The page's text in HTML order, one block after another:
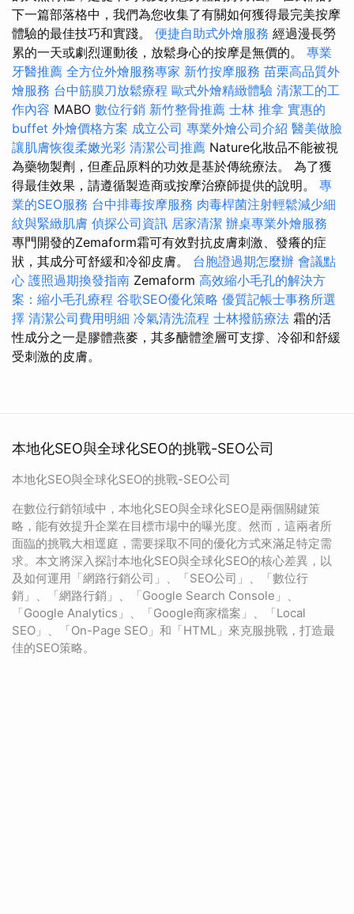
下一篇部落格中，我們為您收集了有關如何獲得最完美按摩
體驗的最佳技巧和實踐。 便捷自助式外燴服務 經過漫長勞
累的一天或劇烈運動後，放鬆身心的按摩是無價的。 專業
牙醫推薦 全方位外燴服務專家 新竹按摩服務 苗栗高品質外
燴服務 台中筋膜刀放鬆療程 歐式外燴精緻體驗 清潔工的工
作內容 MABO 數位行銷 新竹整骨推薦 士林 推拿 實惠的
buffet 外燴價格方案 成立公司 專業外燴公司介紹 醫美做臉
讓肌膚恢復柔嫩光彩 清潔公司推薦 Nature化妝品不能被視
為藥物製劑，但產品原料的功效是基於傳統療法。 為了獲
得最佳效果，請遵循製造商或按摩治療師提供的說明。 專
業的SEO服務 台中排毒按摩服務 肉毒桿菌注射輕鬆減少細
紋與緊緻肌膚 偵探公司資訊 居家清潔 辦桌專業外燴服務
專門開發的Zemaform霜可有效對抗皮膚刺激、發癢的症
狀，其成分可舒緩和冷卻皮膚。 台胞證過期怎麼辦 會議點
心 護照過期換發指南 Zemaform 高效縮小毛孔的解決方
案：縮小毛孔療程 谷歌SEO優化策略 優質記帳士事務所選
擇 清潔公司費用明細 冷氣清洗流程 士林撥筋療法 霜的活
性成分之一是膠體燕麥，其多醣體塗層可支撐、冷卻和舒緩
受刺激的皮膚。
本地化SEO與全球化SEO的挑戰-SEO公司
本地化SEO與全球化SEO的挑戰-SEO公司
在數位行銷領域中，本地化SEO與全球化SEO是兩個關鍵策
略，能有效提升企業在目標市場中的曝光度。然而，這兩者所
面臨的挑戰大相逕庭，需要採取不同的優化方式來滿足特定需
求。本文將深入探討本地化SEO與全球化SEO的核心差異，以
及如何運用「網路行銷公司」、「SEO公司」、「數位行
銷」、「網路行銷」、「Google Search Console」、
「Google Analytics」、「Google商家檔案」、「Local
SEO」、「On-Page SEO」和「HTML」來克服挑戰，打造最
佳的SEO策略。